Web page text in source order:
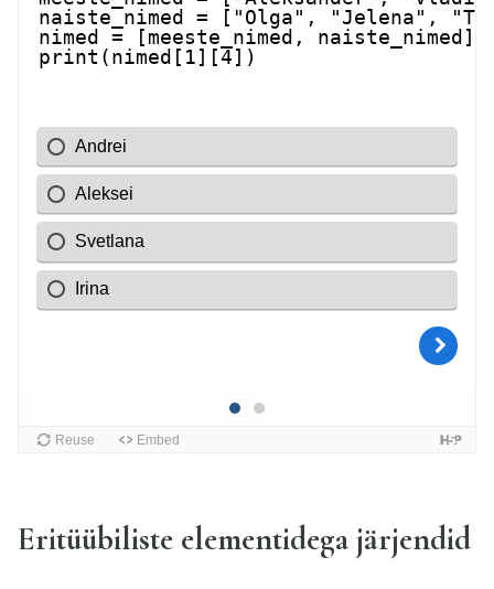
Eritüübiliste elementidega järjendid